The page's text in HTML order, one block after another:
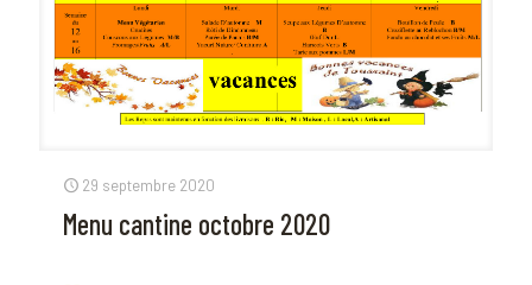
29 septembre 2020
Menu cantine octobre 2020